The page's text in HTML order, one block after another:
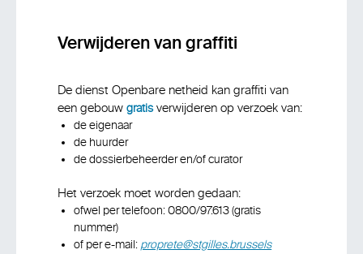
Verwijderen van graffiti
De dienst Openbare netheid kan graffiti van
een gebouwgratisverwijderen op verzoek van:
de eigenaar
de huurder
de dossierbeheerder en/of curator
Het verzoek moet worden gedaan:
ofwel per telefoon: 0800/97.613 (gratis
nummer)
of per e-mail: proprete@stgilles.brussels